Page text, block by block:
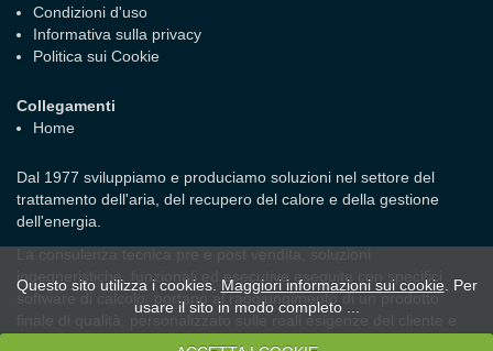
Condizioni d'uso
Informativa sulla privacy
Politica sui Cookie
Collegamenti
Home
Dal 1977 sviluppiamo e produciamo soluzioni nel settore del
trattamento dell'aria, del recupero del calore e della gestione
dell'energia.
ingegneristiche, funzionali ed esecutive eseguite con specifici
software di calcolo, portano al raggiungimento di un prodotto
finale di qualità, personalizzato sulle reali esigenze del cliente e
nel rispetto delle leggi in vigore.
Questo sito utilizza i cookies. Maggiori informazioni sui cookie. Per
usare il sito in modo completo ...